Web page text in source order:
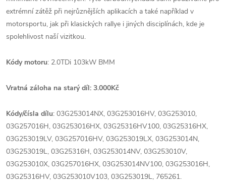
extrémní zátěž při nejrůznějších aplikacích a také například v
motorsportu, jak při klasických rallye i jiných disciplínách, kde je
spolehlivost naší vizitkou.
Kódy motoru: 2.0TDi 103kW BMM
Vratná záloha na starý díl: 3.000Kč
Kódy/čísla dílu: 03G253014NX, 03G253016HV, 03G253010,
03G257016H, 03G253016HX, 03G25316HV100, 03G25316HX,
03G253019LV, 03G257016HV, 03G253019LX, 03G253014N,
03G253019L, 03G25316H, 03G253014NV, 03G253010V,
03G253010X, 03G257016HX, 03G253014NV100, 03G253016H,
03G25316HV, 03G253010V103, 03G253019L, 765261.